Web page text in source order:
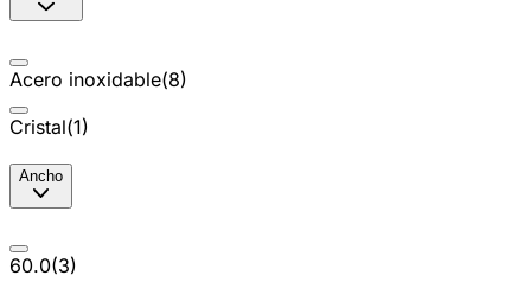
Acero inoxidable(8)
Cristal(1)
Ancho
60.0(3)